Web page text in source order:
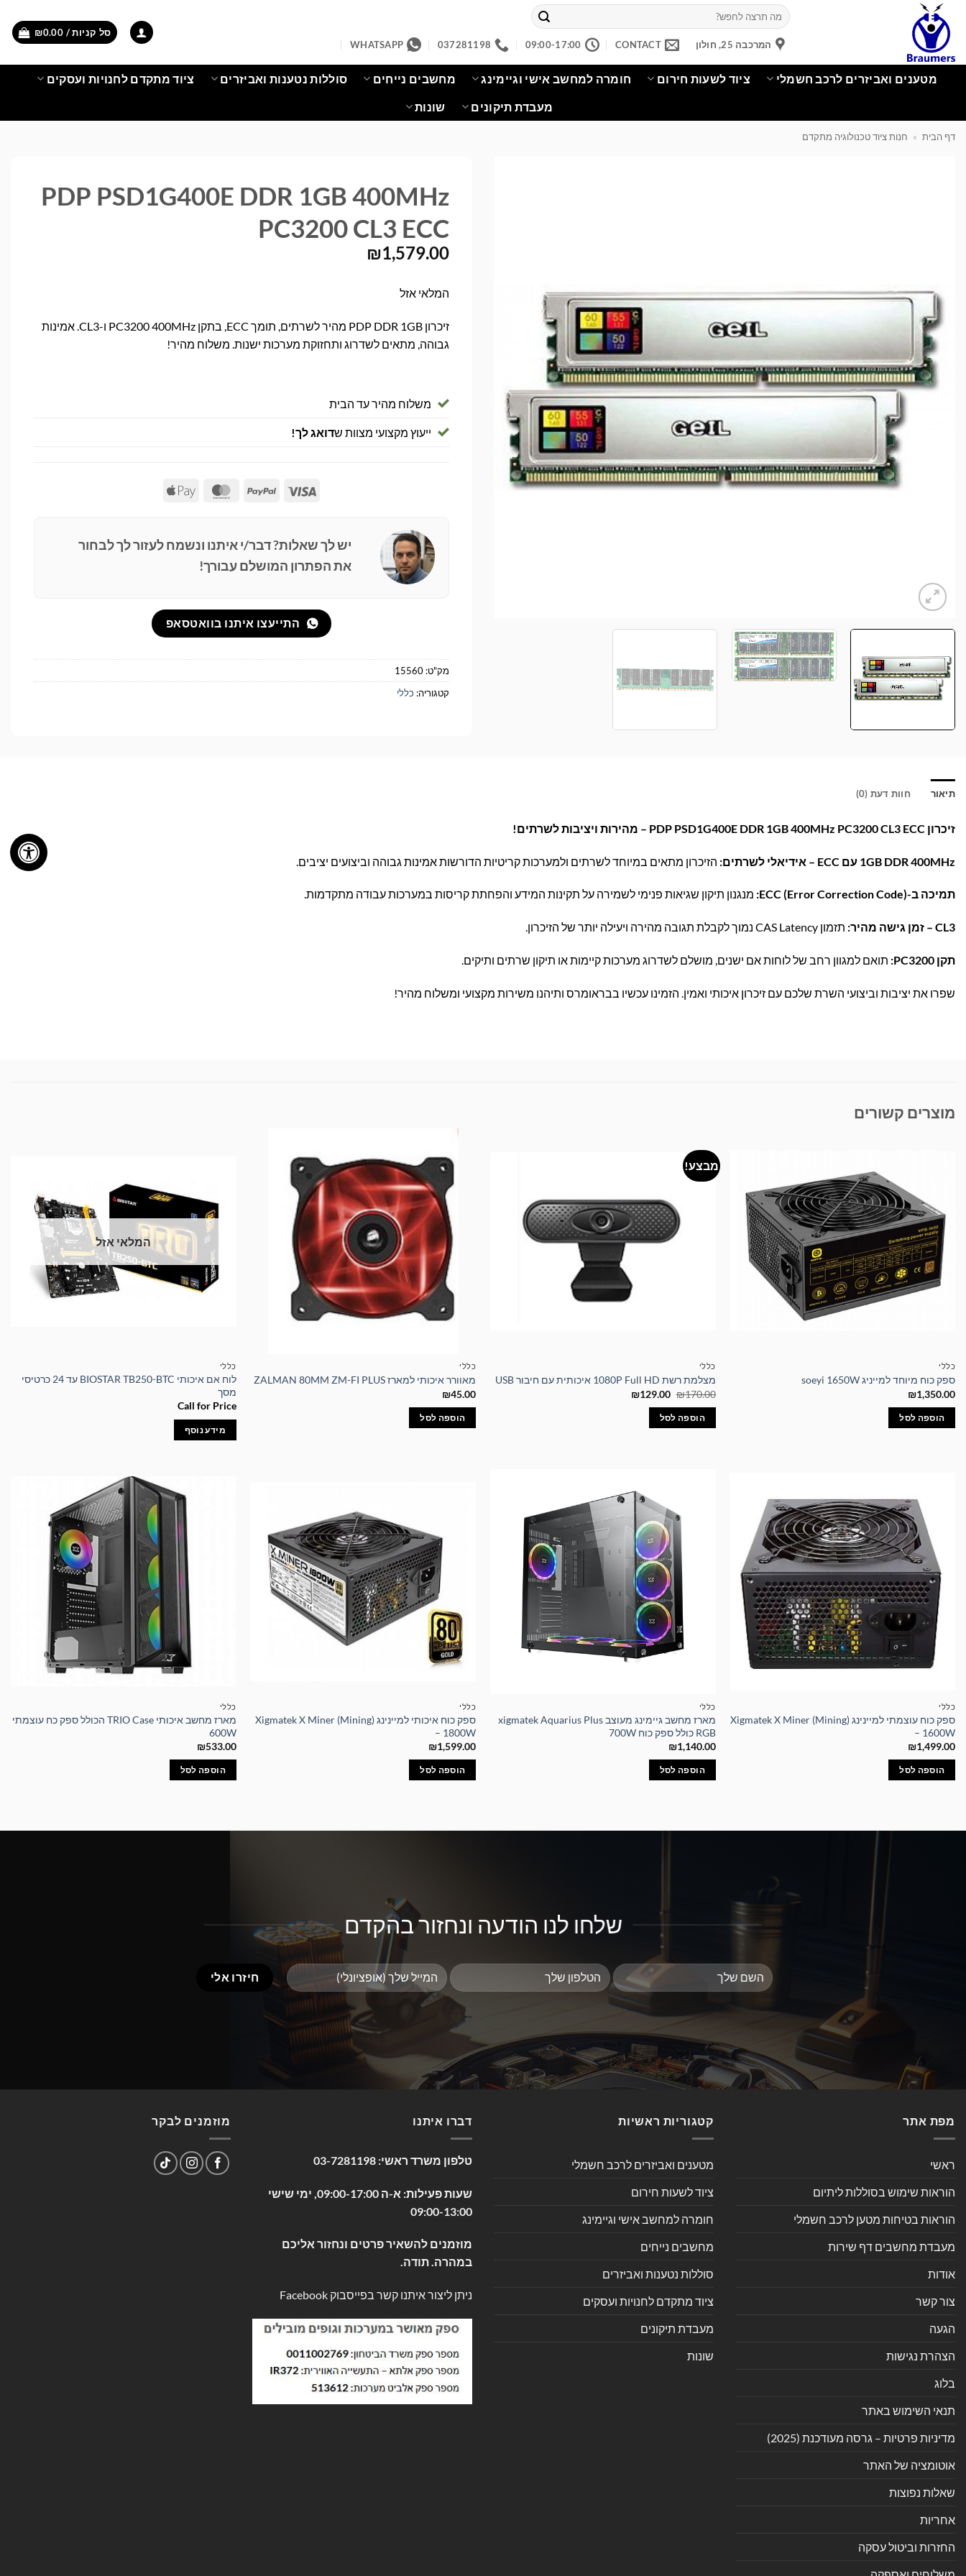
content
חיפוש
עבור:
המרכבה 25, חולון CONTACT
09:00-17:00
037281198
WHATSAPP
סל קניות / ₪0.00
מטענים ואביזרים לרכב חשמלי ציוד לשעות חירום חומרה למחשב אישי וגיימינג מחשבים נייחים סוללות נטענות ואביזרים ציוד מתקדם לחנויות ועסקים
מעבדת תיקונים שונות
דף הבית » חנות ציוד טכנולוגיה מתקדם
PDP PSD1G400E DDR 1GB 400MHz
PC3200 CL3 ECC
₪1,579.00
המלאי אזל
זיכרון PDP DDR 1GB מהיר לשרתים, תומך ECC, בתקן PC3200 400MHz ו-CL3. אמינות
גבוהה, מתאים לשדרוג ותחזוקת מערכות ישנות. משלוח מהיר!
משלוח מהיר עד הבית
ייעוץ מקצועי מצוות שדואג לך!
Visa
PayPal
MasterCard
Apple
יש לך שאלות? דבר/י איתנו ונשמח לעזור לך לבחור
את הפתרון המושלם עבורך!
התייעצו איתנו בוואטסאפ
מק"ט:15560
קטגוריה: כללי
תיאור חוות דעת (0)
זיכרון PDP PSD1G400E DDR 1GB 400MHz PC3200 CL3 ECC – מהירות ויציבות לשרתים!
1GB DDR 400MHz עם ECC – אידיאלי לשרתים: הזיכרון מתאים במיוחד לשרתים ולמערכות קריטיות הדורשות אמינות גבוהה וביצועים יציבים.
תמיכה ב-ECC (Error Correction Code): מנגנון תיקון שגיאות פנימי לשמירה על תקינות המידע והפחתת קריסות במערכות עבודה מתקדמות.
CL3 – זמן גישה מהיר: תזמון CAS Latency נמוך לקבלת תגובה מהירה ויעילה יותר של הזיכרון.
תקן PC3200: תואם למגוון רחב של לוחות אם ישנים, מושלם לשדרוג מערכות קיימות או תיקון שרתים ותיקים.
שפרו את יציבות וביצועי השרת שלכם עם זיכרון איכותי ואמין. הזמינו עכשיו בבראומרס ותיהנו משירות מקצועי ומשלוח מהיר!
מוצרים קשורים
כללי
ספק כוח מיוחד למייניג soeyi 1650W
₪1,350.00
הוספה לסל
מבצע!
כללי
מצלמת רשת 1080P Full HD איכותית עם חיבור USB
₪170.00
המחיר
היה:
₪170.00.
₪129.00
המחיר
הוספה לסל
כללי
מאוורר איכותי למארז ZALMAN 80MM ZM-FI PLUS
₪45.00
הוספה לסל
המלאי אזל
כללי
לוח אם איכותי BIOSTAR TB250-BTC עד 24 כרטיסי
מסך
Call for Price
מידע נוסף
כללי
ספק כוח עוצמתי למיינינג Xigmatek X Miner (Mining)
– 1600W
₪1,499.00
הוספה לסל
כללי
מארז מחשב גיימינג מעוצב xigmatek Aquarius Plus
RGB כולל ספק כוח 700W
₪1,140.00
הוספה לסל
כללי
ספק כוח איכותי למיינינג Xigmatek X Miner (Mining)
– 1800W
₪1,599.00
הוספה לסל
כללי
מארז מחשב איכותי TRIO Case הכולל ספק כח עוצמתי
600W
₪533.00
הוספה לסל
שלחו לנו הודעה ונחזור בהקדם
מפת אתר
ראשי
הוראות שימוש בסוללות ליתיום
הוראות בטיחות מטען לרכב חשמלי
מעבדת מחשבים דף שירות
אודות
צור קשר
הגעה
הצהרת נגישות
בלוג
תנאי השימוש באתר
מדיניות פרטיות – גרסה מעודכנת (2025)
אוטומציה של האתר
שאלות נפוצות
אחריות
החזרות וביטול עסקה
קטגוריות ראשיות
מטענים ואביזרים לרכב חשמלי
ציוד לשעות חירום
חומרה למחשב אישי וגיימינג
מחשבים נייחים
סוללות נטענות ואביזרים
ציוד מתקדם לחנויות ועסקים
מעבדת תיקונים
שונות
דברו איתנו
טלפון משרד ראשי: 03-7281198
שעות פעילות: א-ה 09:00-17:00, ימי שישי
09:00-13:00
מוזמנים להשאיר פרטים ונחזור אליכם
במהרה. תודה.
ניתן ליצור איתנו קשר בפייסבוק Facebook
מוזמנים לבקר